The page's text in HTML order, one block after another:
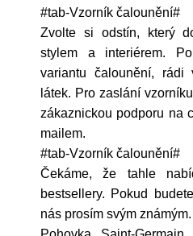
#tab-Vzorník čalounění#
Zvolte si odstín, který
stylem a interiérem.
variantu čalounění, rádi
látek. Pro zaslání
zákaznickou podporu na
mailem.
#tab-Vzorník čalounění#
Čekáme, že tahle
bestsellery. Pokud
nás prosím svým známým.